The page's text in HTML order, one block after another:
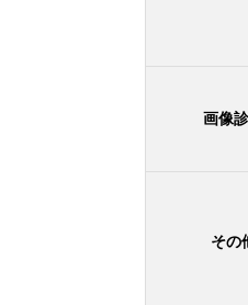
画像
その